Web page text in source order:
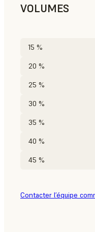
VOLUMES
15 %
20 %
25 %
30 %
35 %
40 %
45 %
Contacter l’équipe